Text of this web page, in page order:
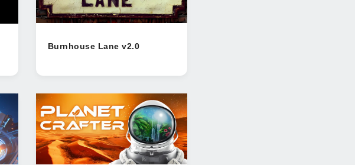
Burnhouse Lane v2.0